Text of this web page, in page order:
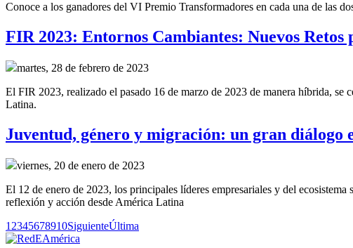
Conoce a los ganadores del VI Premio Transformadores en cada una de las
FIR 2023: Entornos Cambiantes: Nuevos Retos
martes, 28 de febrero de 2023
El FIR 2023, realizado el pasado 16 de marzo de 2023 de manera híbrida,
Latina.
Juventud, género y migración: un gran
viernes, 20 de enero de 2023
El 12 de enero de 2023, los principales líderes empresariales y del
reflexión y acción desde América Latina
1 2345678910SiguienteÚltima